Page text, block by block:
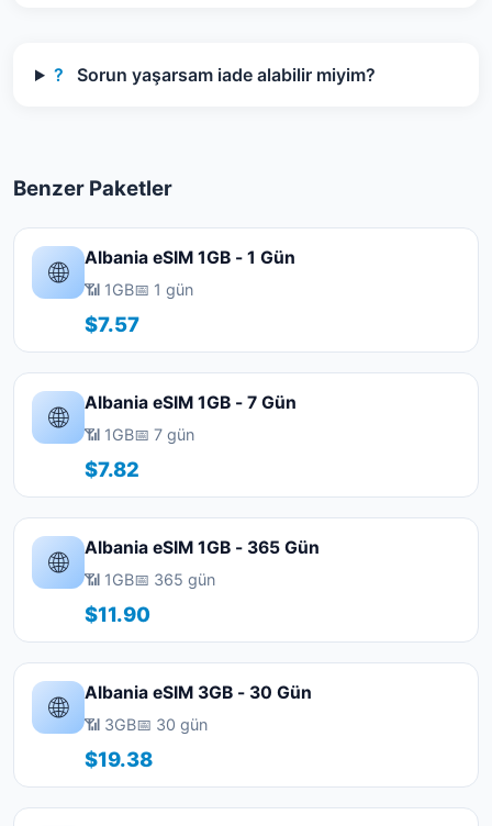
? Sorun yaşarsam iade alabilir miyim?
Benzer Paketler
🌐 Albania eSIM 1GB - 1 Gün
📶 1GB📅 1 gün
$7.57
🌐 Albania eSIM 1GB - 7 Gün
📶 1GB📅 7 gün
$7.82
🌐 Albania eSIM 1GB - 365 Gün
📶 1GB📅 365 gün
$11.90
🌐 Albania eSIM 3GB - 30 Gün
📶 3GB📅 30 gün
$19.38